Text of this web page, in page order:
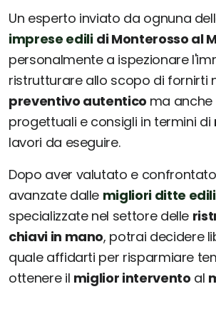
Un esperto inviato da ognuna
imprese edili di Monterosso al
personalmente a ispezionare
ristrutturare allo scopo di fornirti
preventivo autentico ma
progettuali e consigli in termini di
lavori da eseguire.
Dopo aver valutato e
avanzate dalle migliori ditte
specializzate nel settore delle
chiavi in mano, potrai decidere
quale affidarti per risparmiare
ottenere il miglior intervento al